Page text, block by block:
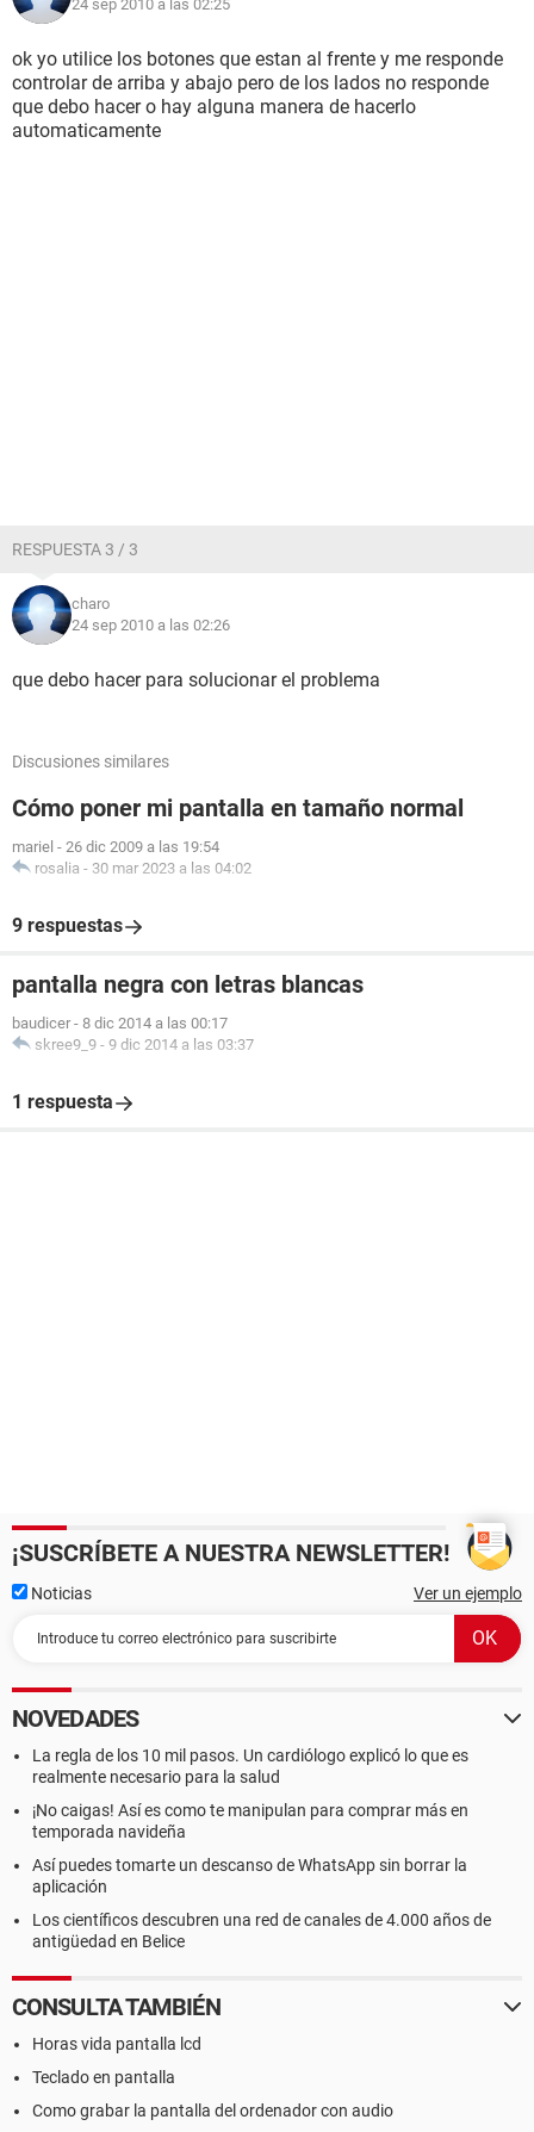
24 sep 2010 a las 02:25
ok yo utilice los botones que estan al frente y me responde
controlar de arriba y abajo pero de los lados no responde
que debo hacer o hay alguna manera de hacerlo
automaticamente
RESPUESTA 3 / 3
charo
24 sep 2010 a las 02:26
que debo hacer para solucionar el problema
Discusiones similares
Cómo poner mi pantalla en tamaño normal
mariel - 26 dic 2009 a las 19:54
rosalia - 30 mar 2023 a las 04:02
9 respuestas
pantalla negra con letras blancas
baudicer - 8 dic 2014 a las 00:17
skree9_9 - 9 dic 2014 a las 03:37
1 respuesta
¡SUSCRÍBETE A NUESTRA NEWSLETTER!
Noticias Ver un ejemplo
NOVEDADES
La regla de los 10 mil pasos. Un cardiólogo explicó lo que es
realmente necesario para la salud
¡No caigas! Así es como te manipulan para comprar más en
temporada navideña
Así puedes tomarte un descanso de WhatsApp sin borrar la
aplicación
Los científicos descubren una red de canales de 4.000 años de
antigüedad en Belice
CONSULTA TAMBIÉN
Horas vida pantalla lcd
Teclado en pantalla
Como grabar la pantalla del ordenador con audio